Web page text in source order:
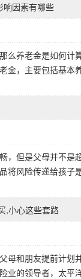
响因素有哪些
么养老金是如何
金，主要包括基
，但是父母并不
将风险传递给孩
,小心这些套路
母和朋友提前计
业的领导者，太